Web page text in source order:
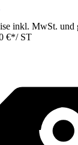
inkl. MwSt. und
€*/ ST